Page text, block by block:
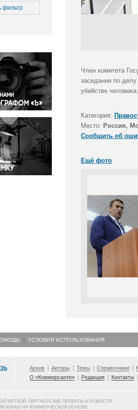
среда
и конфликты
бизнес
фильтр
Член комитета
заседания по
убийстве
Категория:
Место: Россия,
Сообщить об
Ещё фото
УСЛОВИЯ ИСПОЛЬЗОВАНИЯ
Архив Авторы Темы Справочники
О «Коммерсанте»
Редакция Контакты
МЕТКОЙ, ПАРТНЕРСКИЕ ПРОЕКТЫ И НОВОСТИ
НА КОММЕРЧЕСКОЙ ОСНОВЕ